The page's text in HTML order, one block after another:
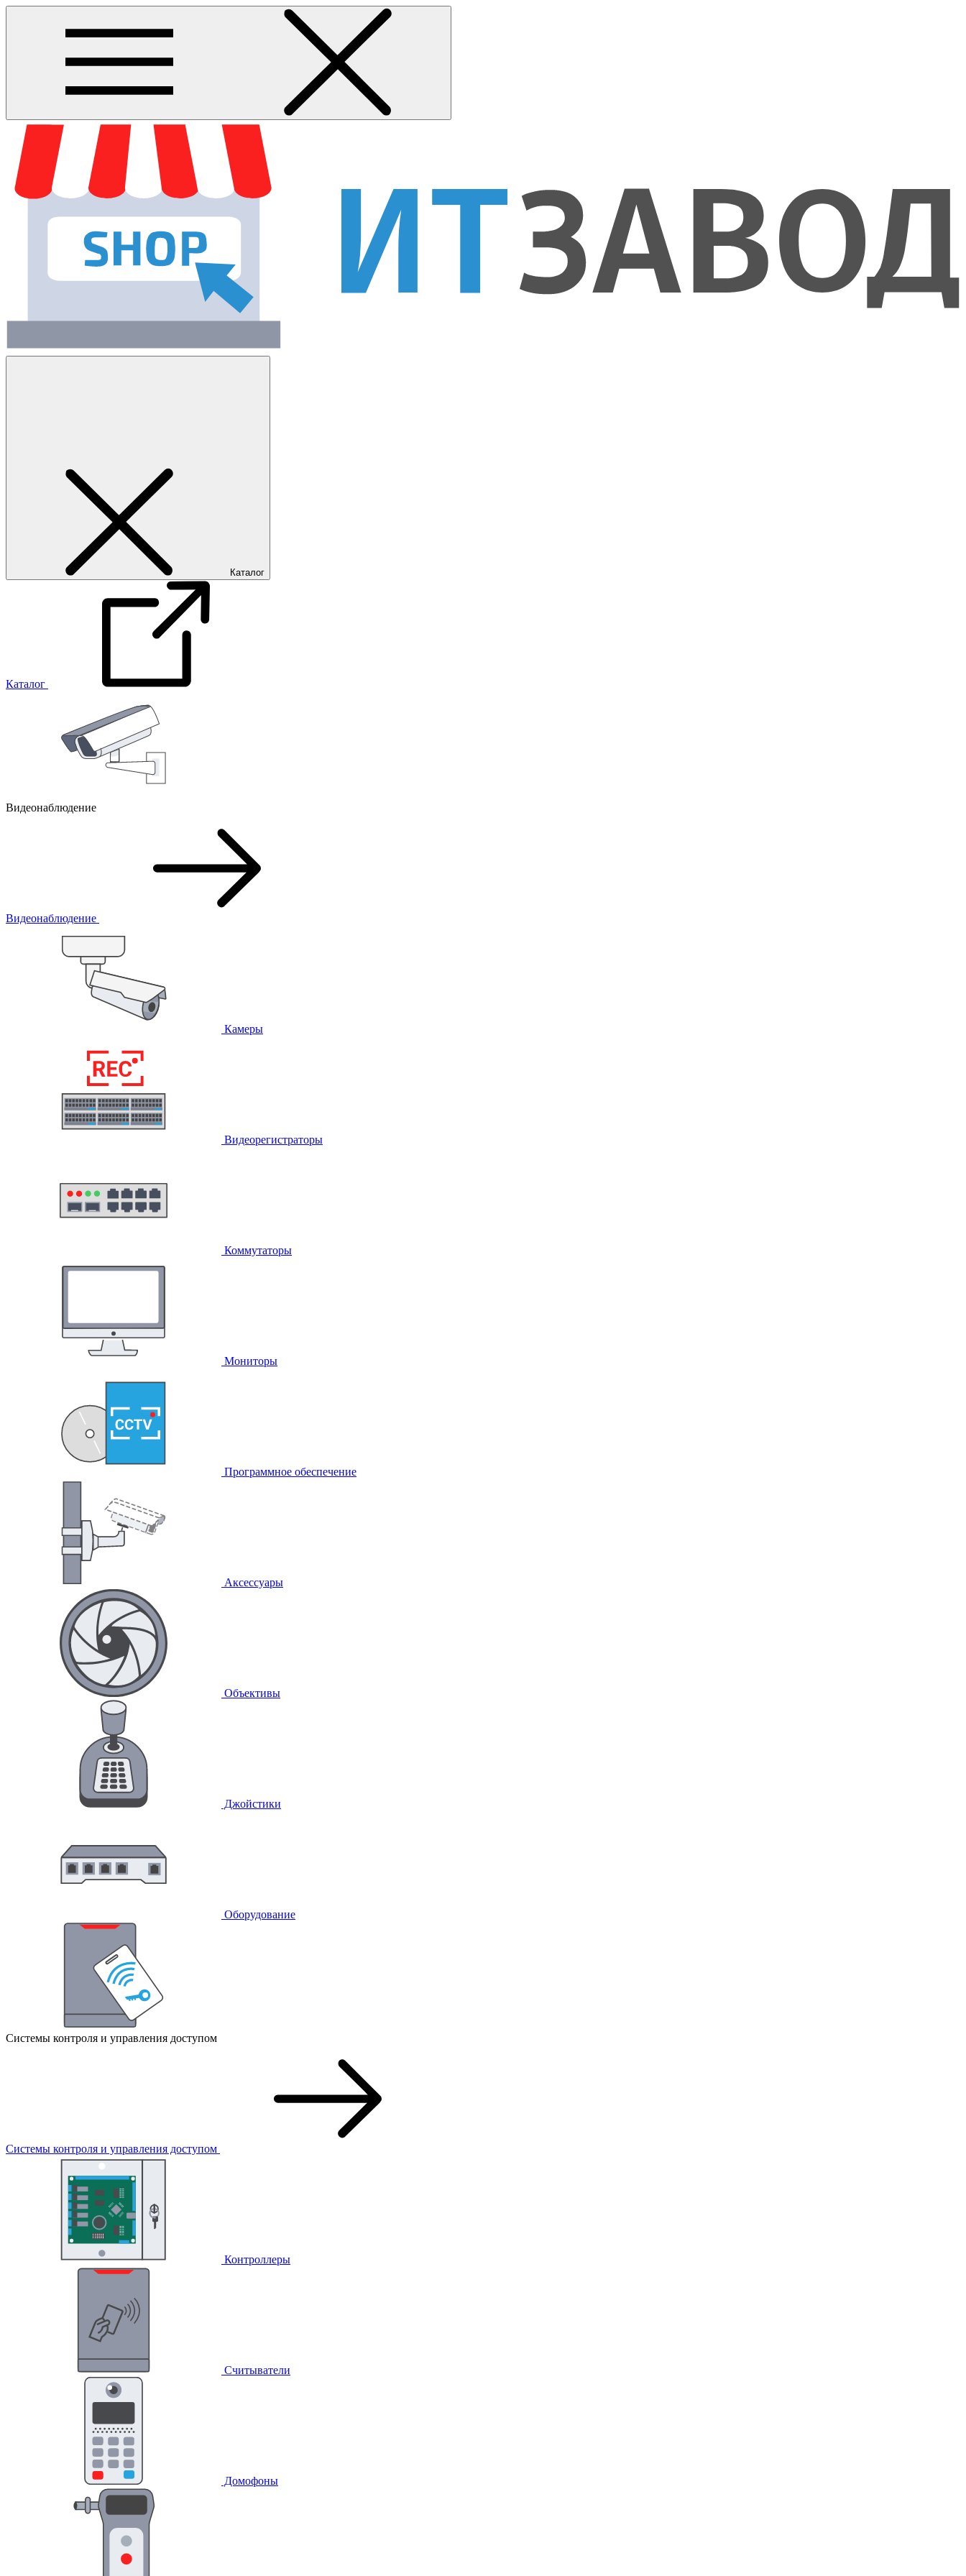
Каталог
Каталог
Видеонаблюдение
Видеонаблюдение
Камеры
Видеорегистраторы
Коммутаторы
Мониторы
Программное обеспечение
Аксессуары
Объективы
Джойстики
Оборудование
Системы контроля и управления доступом
Системы контроля и управления доступом
Контроллеры
Считыватели
Домофоны